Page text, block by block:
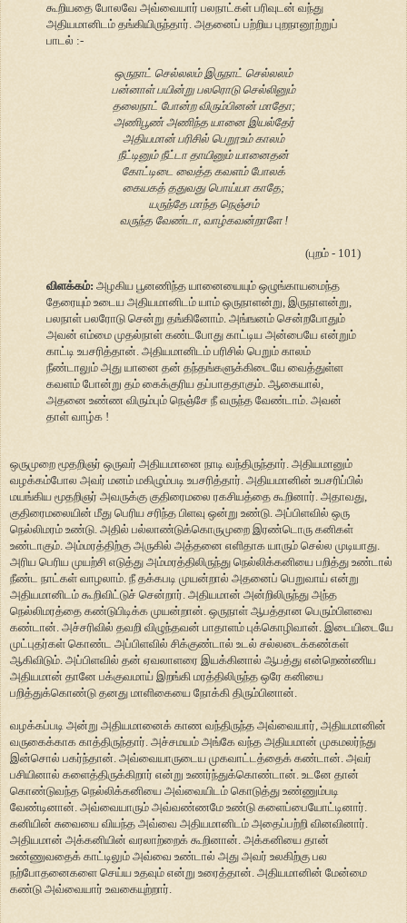
கூறியதை போலவே அவ்வையார் பலநாட்கள் பரிவுடன் வந்து
அதியமானிடம் தங்கியிருந்தார். அதனைப் பற்றிய புறநானூற்றுப்
பாடல் :-
ஒருநாட் செல்லலம் இருநாட் செல்லலம்
பன்னாள் பயின்று பலரொடு செல்லினும்
தலைநாட் போன்ற விரும்பினன் மாதோ;
அணிபூண் அணிந்த யானை இயல்தேர்
அதியமான் பரிசில் பெறூஉம் காலம்
நீட்டினும் நீட்டா தாயினும் யானைதன்
கோட்டிடை வைத்த கவளம் போலக்
கையகத் ததுவது பொய்யா காதே;
யருந்தே மாந்த நெஞ்சம்
வருந்த வேண்டா, வாழ்கவன்றாளே !
(புறம் - 101)
விளக்கம்: அழகிய பூனணிந்த யானையையும் ஒழுங்காயமைந்த
தேரையும் உடைய அதியமானிடம் யாம் ஒருநாளன்று, இருநாளன்று,
பலநாள் பலரோடு சென்று தங்கினோம். அங்ஙனம் சென்றபோதும்
அவன் எம்மை முதல்நாள் கண்டபோது காட்டிய அன்பையே என்றும்
காட்டி உபசரித்தான். அதியமானிடம் பரிசில் பெறும் காலம்
நீண்டாலும் அது யானை தன் தந்தங்களுக்கிடையே வைத்துள்ள
கவளம் போன்று தம் கைக்குரிய தப்பாததாகும். ஆகையால்,
அதனை உண்ண விரும்பும் நெஞ்சே நீ வருந்த வேண்டாம். அவன்
தாள் வாழ்க !
ஒருமுறை மூதறிஞர் ஒருவர் அதியமானை நாடி வந்திருந்தார். அதியமானும்
வழக்கம்போல அவர் மனம் மகிழும்படி உபசரித்தார். அதியமானின் உபசரிப்பில்
மயங்கிய மூதறிஞர் அவருக்கு குதிரைமலை ரகசியத்தை கூறினார். அதாவது,
குதிரைமலையின் மீது பெரிய சரிந்த பிளவு ஒன்று உண்டு. அப்பிளவில் ஒரு
நெல்லிமரம் உண்டு. அதில் பல்லாண்டுக்கொருமுறை இரண்டொரு கனிகள்
உண்டாகும். அம்மரத்திற்கு அருகில் அத்தனை எளிதாக யாரும் செல்ல முடியாது.
அரிய பெரிய முயற்சி எடுத்து அம்மரத்திலிருந்து நெல்லிக்கனியை பறித்து உண்டால்
நீண்ட நாட்கள் வாழலாம். நீ தக்கபடி முயன்றால் அதனைப் பெறுவாய் என்று
அதியமானிடம் கூறிவிட்டுச் சென்றார். அதியமான் அன்றிலிருந்து அந்த
நெல்லிமரத்தை கண்டுபிடிக்க முயன்றான். ஒருநாள் ஆபத்தான பெரும்பிளவை
கண்டான். அச்சரிவில் தவறி விழுந்தவன் பாதாளம் புக்கொழிவான். இடையிடையே
முட்புதர்கள் கொண்ட அப்பிளவில் சிக்குண்டால் உடல் சல்லடைக்கண்கள்
ஆகிவிடும். அப்பிளவில் தன் ஏவலாளரை இயக்கினால் ஆபத்து என்றெண்ணிய
அதியமான் தானே பக்குவமாய் இறங்கி மரத்திலிருந்த ஒரே கனியை
பறித்துக்கொண்டு தனது மாளிகையை நோக்கி திரும்பினான்.
வழக்கப்படி அன்று அதியமானைக் காண வந்திருந்த அவ்வையார், அதியமானின்
வருகைக்காக காத்திருந்தார். அச்சமயம் அங்கே வந்த அதியமான் முகமலர்ந்து
இன்சொல் பகர்ந்தான். அவ்வையாருடைய முகவாட்டத்தைக் கண்டான். அவர்
பசியினால் களைத்திருக்கிறார் என்று உணர்ந்துக்கொண்டான். உடனே தான்
கொண்டுவந்த நெல்லிக்கனியை அவ்வையிடம் கொடுத்து உண்ணும்படி
வேண்டினான். அவ்வையாரும் அவ்வண்ணமே உண்டு களைப்பையோட்டினார்.
கனியின் சுவையை வியந்த அவ்வை அதியமானிடம் அதைப்பற்றி வினவினார்.
அதியமான் அக்கனியின் வரலாற்றைக் கூறினான். அக்கனியை தான்
உண்ணுவதைக் காட்டிலும் அவ்வை உண்டால் அது அவர் உலகிற்கு பல
நற்போதனைகளை செய்ய உதவும் என்று உரைத்தான். அதியமானின் மேன்மை
கண்டு அவ்வையார் உவகையுற்றார்.